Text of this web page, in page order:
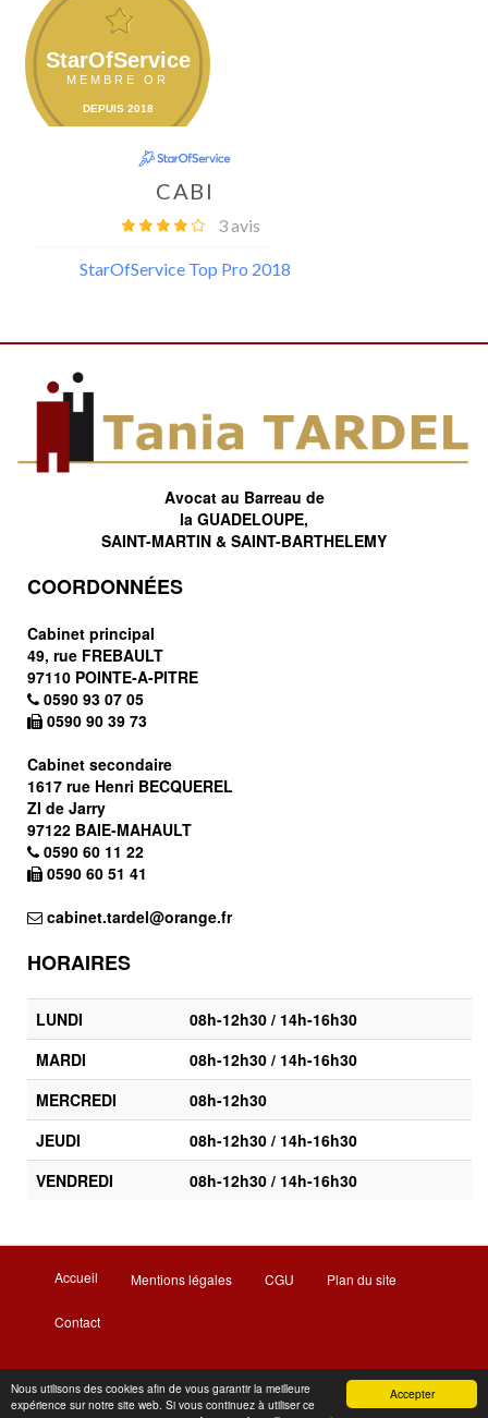
Accepter
Nous utilisons des cookies afin de vous garantir la meilleure
expérience sur notre site web. Si vous continuez à utiliser ce
Avocat au Barreau de
la GUADELOUPE,
SAINT-MARTIN & SAINT-BARTHELEMY
COORDONNÉES
Cabinet principal
49, rue FREBAULT
97110 POINTE-A-PITRE
0590 93 07 05
0590 90 39 73
Cabinet secondaire
1617 rue Henri BECQUEREL
ZI de Jarry
97122 BAIE-MAHAULT
0590 60 11 22
0590 60 51 41
cabinet.tardel@orange.fr
HORAIRES
LUNDI
08h-12h30 / 14h-16h30
MARDI
08h-12h30 / 14h-16h30
MERCREDI
08h-12h30
JEUDI
08h-12h30 / 14h-16h30
VENDREDI
08h-12h30 / 14h-16h30
Accueil Mentions légales CGU Plan du site
Contact
Maître Tania TARDEL © 2017-2023 | Réalisation et